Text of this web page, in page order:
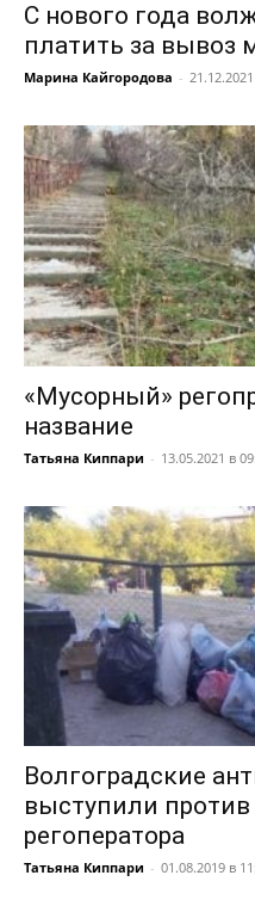
С нового года
платить за вывоз
Марина Кайгородова -
«Мусорный»
название
Татьяна Киппари - 13.05.2021 в
Волгоградские
выступили против
регоператора
Татьяна Киппари - 01.08.2019 в